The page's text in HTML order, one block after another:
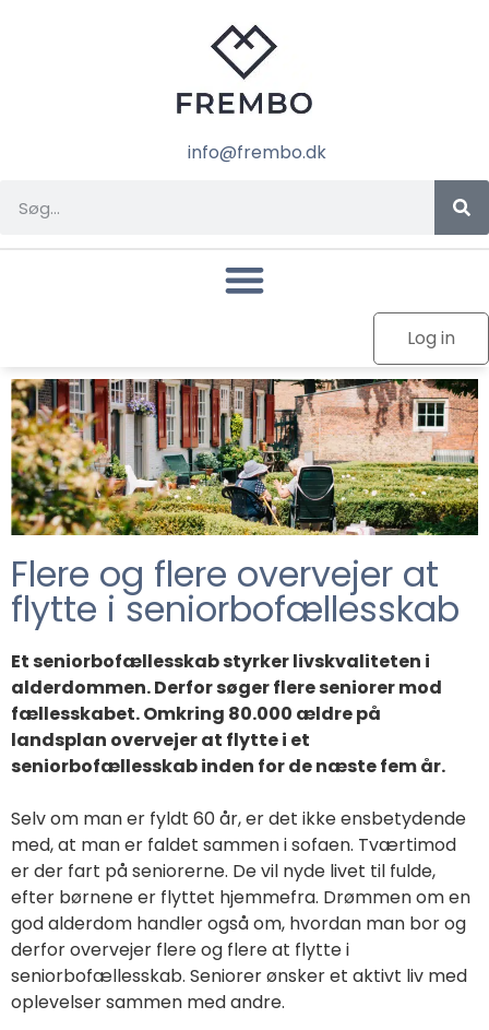
info@frembo.dk
Log in
Flere og flere overvejer at
flytte i seniorbofællesskab
Et seniorbofællesskab styrker livskvaliteten i
alderdommen. Derfor søger flere seniorer mod
fællesskabet. Omkring 80.000 ældre på
landsplan overvejer at flytte i et
seniorbofællesskab inden for de næste fem år.
Selv om man er fyldt 60 år, er det ikke ensbetydende
med, at man er faldet sammen i sofaen. Tværtimod
er der fart på seniorerne. De vil nyde livet til fulde,
efter børnene er flyttet hjemmefra. Drømmen om en
god alderdom handler også om, hvordan man bor og
derfor overvejer flere og flere at flytte i
seniorbofællesskab. Seniorer ønsker et aktivt liv med
oplevelser sammen med andre.